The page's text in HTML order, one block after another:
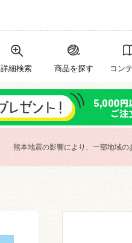
詳細検索 商品を探す コン
熊本地震の影響により、一部地域